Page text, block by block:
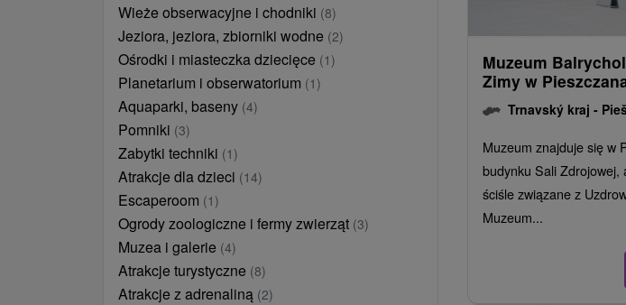
Wieże obserwacyjne i chodniki (8)
Jeziora, jeziora, zbiorniki wodne (2)
Ośrodki i miasteczka dziecięce (1)
Planetarium i obserwatorium (1)
Aquaparki, baseny (4)
Pomniki (3)
Zabytki techniki (1)
Atrakcje dla dzieci (14)
Escaperoom (1)
Ogrody zoologiczne i fermy zwierząt (3)
Muzea i galerie (4)
Atrakcje turystyczne (8)
Atrakcje z adrenaliną (2)
Muzeum
Zimy w
Trnavský kraj -
Muzeum znajduje się w
budynku Sali Zdrojowej,
ściśle związane z
Muzeum...